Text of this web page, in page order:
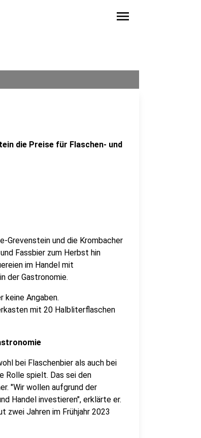
menu
die Preise für Flaschen- und
Grevenstein und die Krombacher
Fassbier zum Herbst hin
im Handel mit
der Gastronomie.
keine Angaben.
mit 20 Halbliterflaschen
bei Flaschenbier als auch bei
Rolle spielt. Das sei den
"Wir wollen aufgrund der
Handel investieren", erklärte er.
zwei Jahren im Frühjahr 2023